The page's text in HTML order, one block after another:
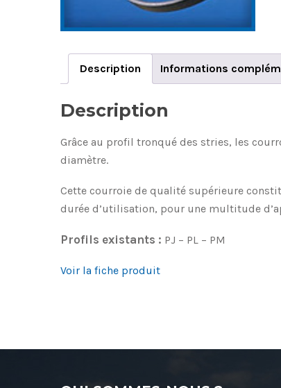
Description Informations
Description
Grâce au profil tronqué des stries, les
diamètre.
Cette courroie de qualité supérieure
durée d’utilisation, pour une multitude
Profils existants : PJ – PL – PM
Voir la fiche produit